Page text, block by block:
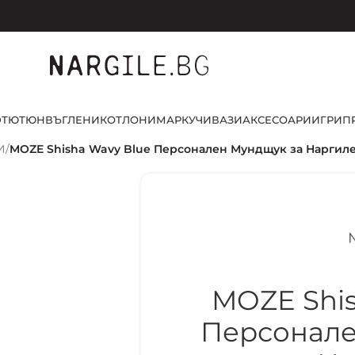
ТЮТЮНВЪГЛЕНИКОТЛОНИМАРКУЧИВАЗИАКСЕСОАРИИГРИ
/MOZE Shisha Wavy Blue Персонален Мундщук за
MOZE